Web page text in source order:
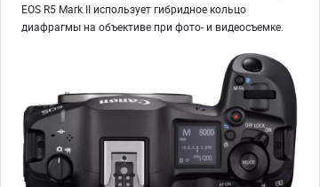
EOS R5 Mark II использует гибридное кольцо
диафрагмы на объективе при фото- и видеосъемке.